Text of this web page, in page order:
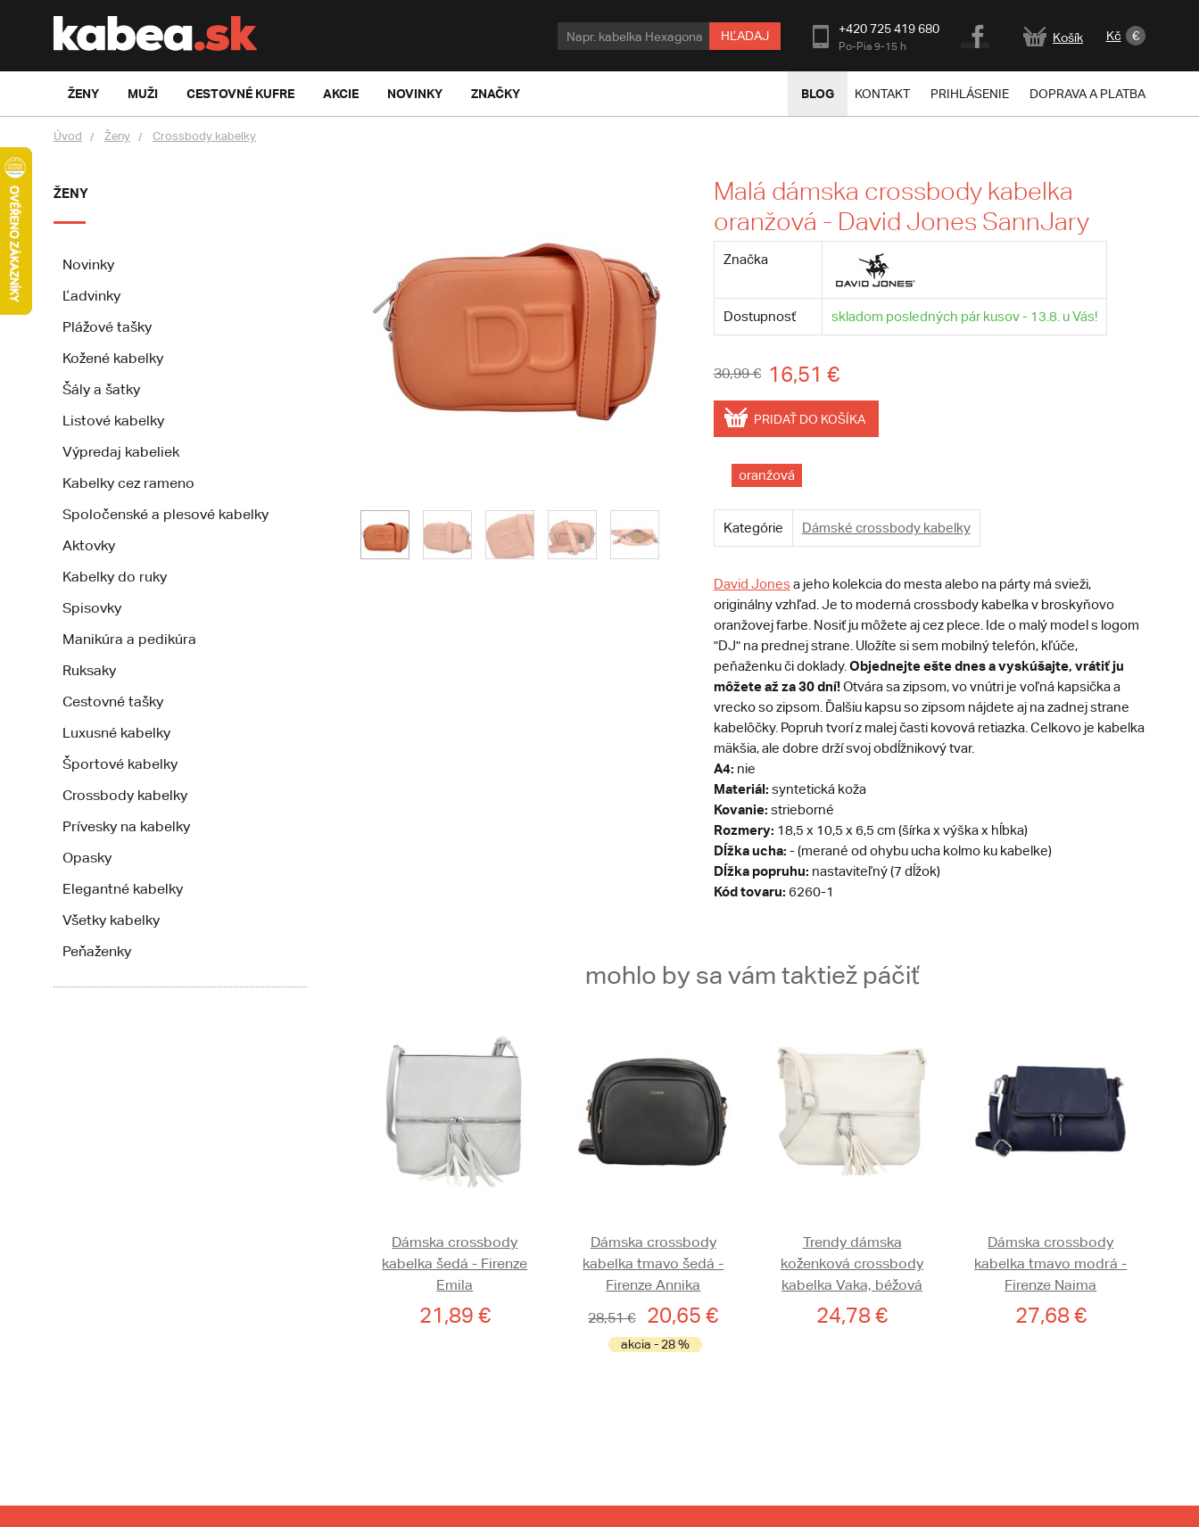
HĽADAJ +420 725 419 680
Po-Pia 9-15 h
Košík Kč €
ŽENY MUŽI CESTOVNÉ KUFRE AKCIE NOVINKY ZNAČKY BLOG KONTAKT PRIHLÁSENIE DOPRAVA A PLATBA
Úvod Ženy Crossbody kabelky
ŽENY
Novinky
Ľadvinky
Plážové tašky
Kožené kabelky
Šály a šatky
Listové kabelky
Výpredaj kabeliek
Kabelky cez rameno
Spoločenské a plesové kabelky
Aktovky
Kabelky do ruky
Spisovky
Manikúra a pedikúra
Ruksaky
Cestovné tašky
Luxusné kabelky
Športové kabelky
Crossbody kabelky
Prívesky na kabelky
Opasky
Elegantné kabelky
Všetky kabelky
Peňaženky
Malá dámska crossbody kabelka
oranžová - David Jones SannJary
Značka
Dostupnosť skladom posledných pár kusov - 13.8. u Vás!
30,99 € 16,51 €
PRIDAŤ DO KOŠÍKA
oranžová
Kategórie Dámské crossbody kabelky
David Jones a jeho kolekcia do mesta alebo na párty má svieži,
originálny vzhľad. Je to moderná crossbody kabelka v broskyňovo
oranžovej farbe. Nosiť ju môžete aj cez plece. Ide o malý model s logom
"DJ" na prednej strane. Uložíte si sem mobilný telefón, kľúče,
peňaženku či doklady. Objednejte ešte dnes a vyskúšajte, vrátiť ju
môžete až za 30 dní!Otvára sa zipsom, vo vnútri je voľná kapsička a
vrecko so zipsom. Ďalšiu kapsu so zipsom nájdete aj na zadnej strane
kabelôčky. Popruh tvorí z malej časti kovová retiazka. Celkovo je kabelka
mäkšia, ale dobre drží svoj obdĺžnikový tvar.
A4: nie
Materiál: syntetická koža
Kovanie: strieborné
Rozmery: 18,5 x 10,5 x 6,5 cm (šírka x výška x hĺbka)
Dĺžka ucha: - (merané od ohybu ucha kolmo ku kabelke)
Dĺžka popruhu: nastaviteľný (7 dĺžok)
Kód tovaru: 6260-1
mohlo by sa vám taktiež páčiť
Dámska crossbody
kabelka šedá - Firenze
Emila
21,89 €
Dámska crossbody
kabelka tmavo šedá -
Firenze Annika
28,51 €
20,65 €
akcia - 28 %
Trendy dámska
koženková crossbody
kabelka Vaka, béžová
24,78 €
Dámska crossbody
kabelka tmavo modrá -
Firenze Naima
27,68 €